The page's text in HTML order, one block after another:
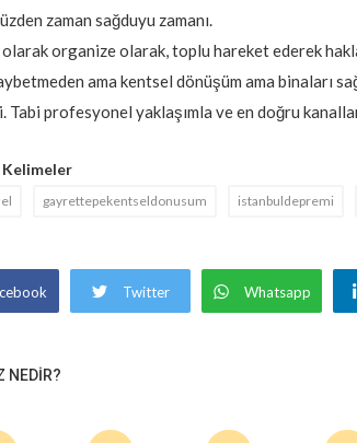
zaman sağduyu zamanı.
organize olarak, toplu hareket ederek
ama kentsel dönüşüm ama binaları
Tabi profesyonel yaklaşımla ve en doğru
gayrettepekentseldonusum istanbuldepremi
Twitter Whatsapp
NEDIR?